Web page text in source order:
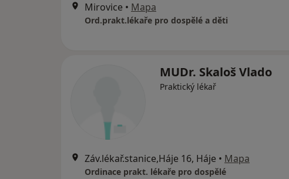
Mirovice • Mapa
Ord.prakt.lékaře pro dospělé a děti
MUDr. Skaloš Vlado
Praktický lékař
Záv.lékař.stanice,Háje 16, Háje • Mapa
Ordinace prakt. lékaře pro dospělé